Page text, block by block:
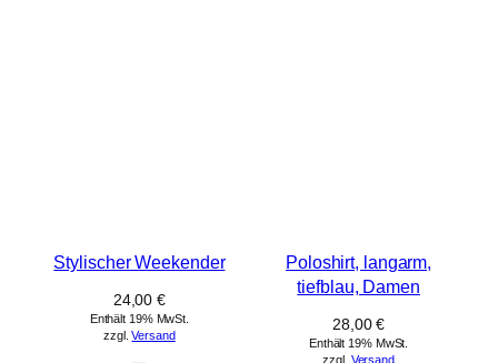
Stylischer Weekender
24,00€
Enthält 19% MwSt.
zzgl.Versand
Poloshirt, langarm,
tiefblau, Damen
28,00€
Enthält 19% MwSt.
zzgl. Versand